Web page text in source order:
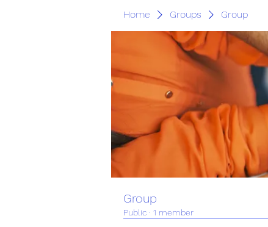
Home Groups Group
Group
Public · 1 member